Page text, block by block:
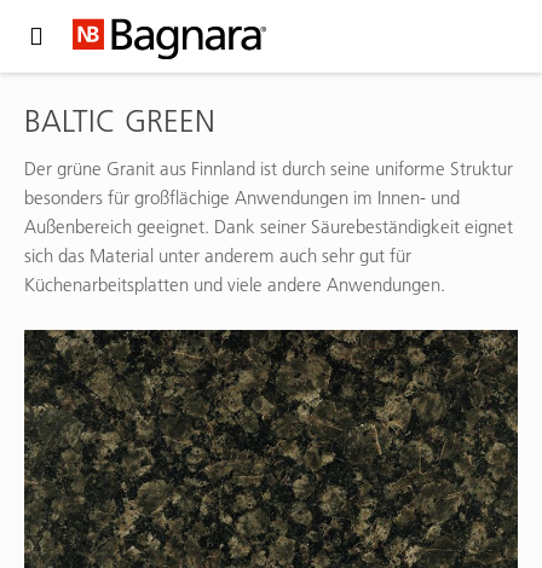
BALTIC GREEN
Der grüne Granit aus Finnland ist durch seine uniforme Struktur
besonders für großflächige Anwendungen im Innen- und
Außenbereich geeignet. Dank seiner Säurebeständigkeit eignet
sich das Material unter anderem auch sehr gut für
Küchenarbeitsplatten und viele andere Anwendungen.